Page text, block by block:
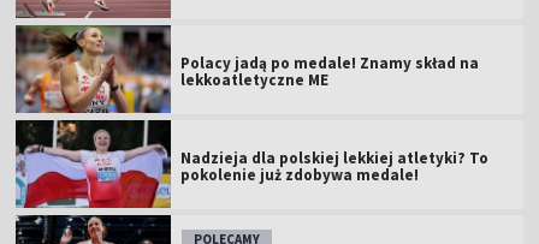
Polacy jadą po medale! Znamy skład na
lekkoatletyczne ME
Nadzieja dla polskiej lekkiej atletyki? To
pokolenie już zdobywa medale!
POLECAMY